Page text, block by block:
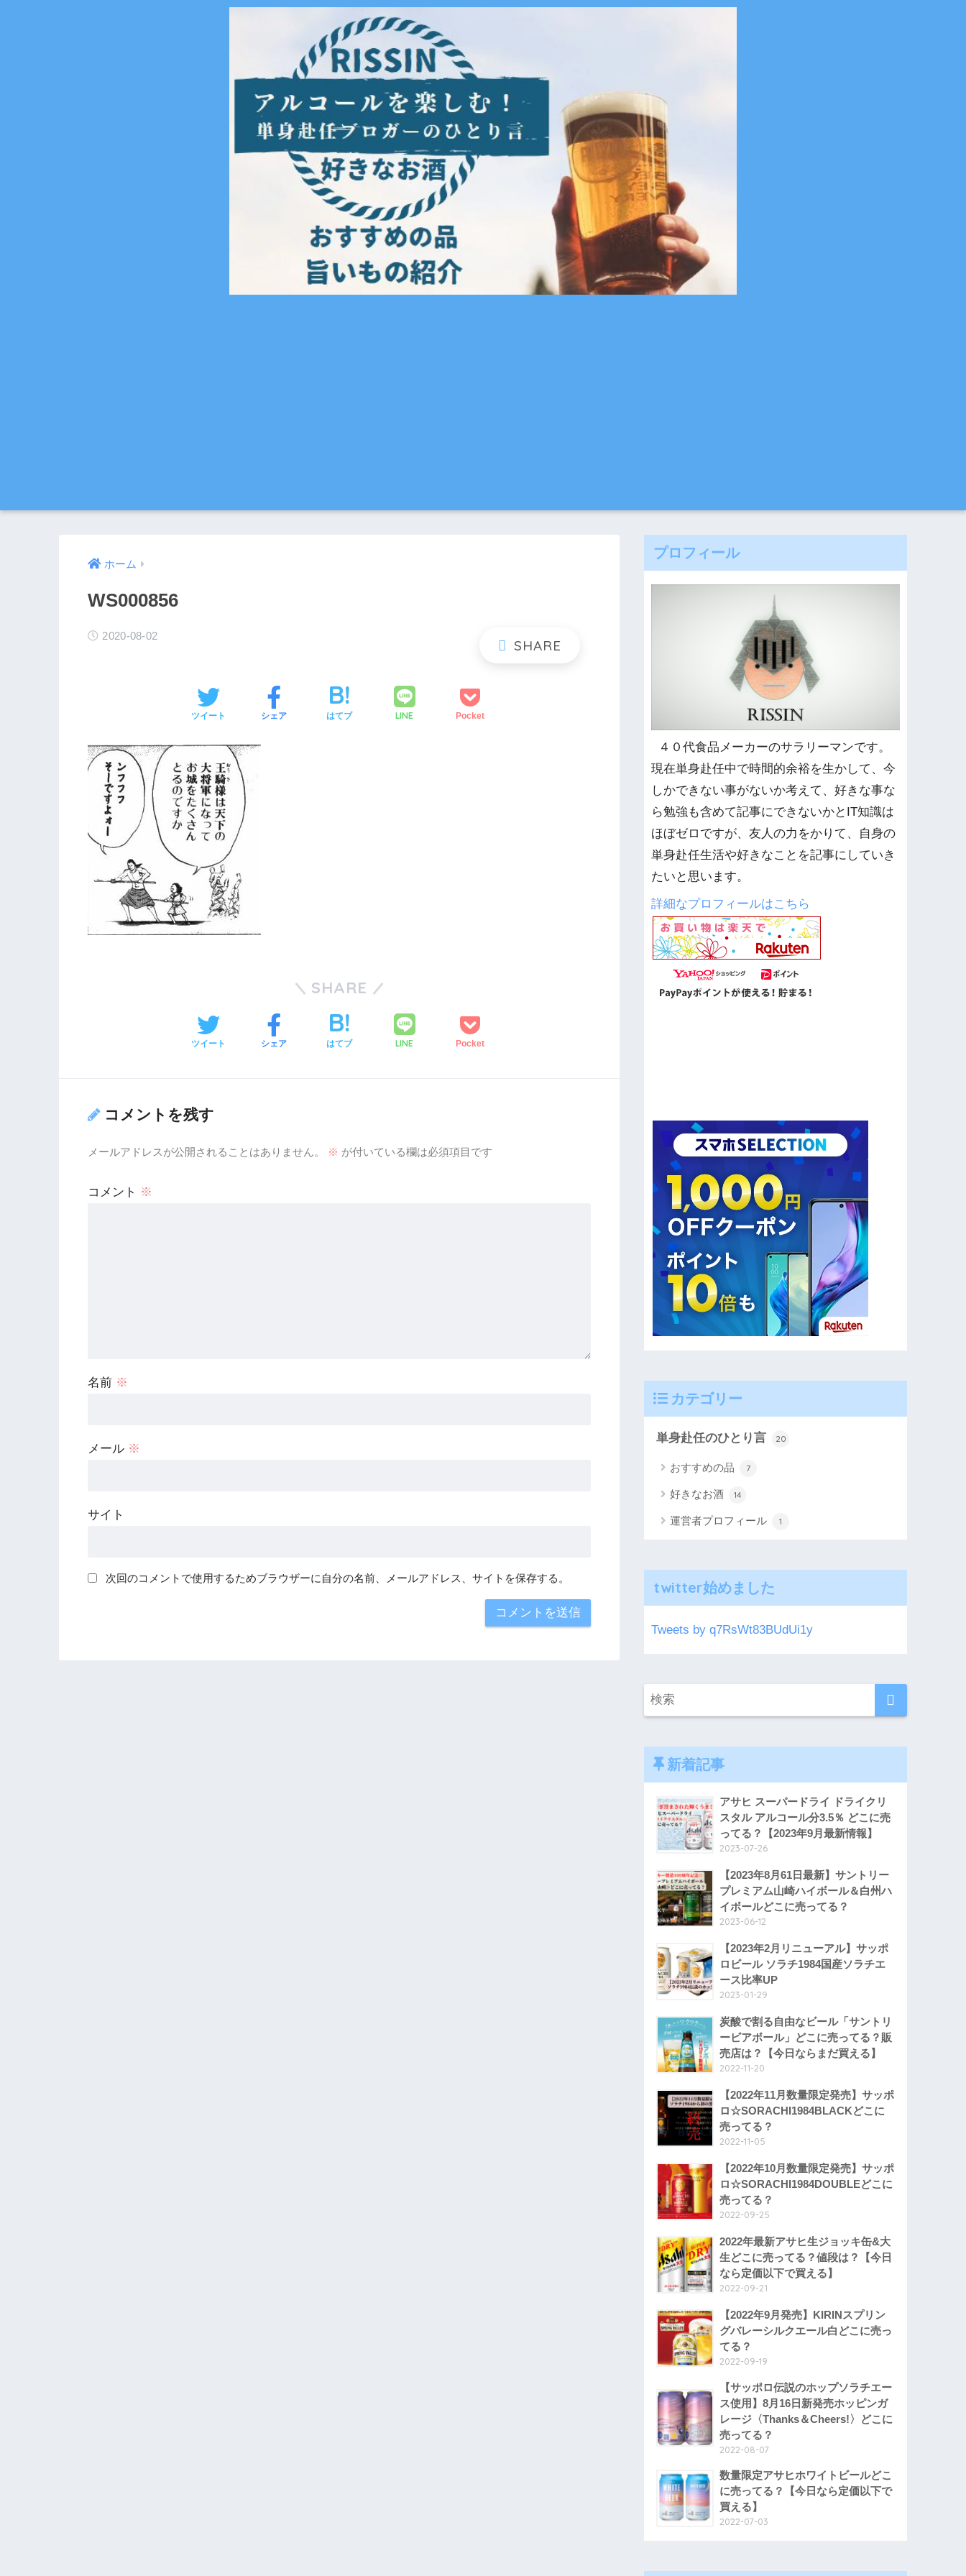
ホーム
WS000856
2020-08-02
ツイート シェア はてブ LINE Pocket
SHARE
ツイート シェア はてブ LINE Pocket
コメントを残す
メールアドレスが公開されることはありません。 ※ が付いている欄は必須項目です
コメント ※
名前 ※
メール ※
サイト
次回のコメントで使用するためブラウザーに自分の名前、メールアドレス、サイトを保存する。
プロフィール
４０代食品メーカーのサラリーマンです。
現在単身赴任中で時間的余裕を生かして、今
しかできない事がないか考えて、好きな事な
ら勉強も含めて記事にできないかとIT知識は
ほぼゼロですが、友人の力をかりて、自身の
単身赴任生活や好きなことを記事にしていき
たいと思います。
詳細なプロフィールはこちら
カテゴリー
単身赴任のひとり言 20
おすすめの品 7
好きなお酒 14
運営者プロフィール 1
twitter始めました
Tweets by q7RsWt83BUdUi1y
新着記事
アサヒ スーパードライ ドライクリ
スタル アルコール分3.5％ どこに売
ってる？【2023年9月最新情報】
2023-07-26
【2023年8月61日最新】サントリー
プレミアム山崎ハイボール＆白州ハ
イボールどこに売ってる？
2023-06-12
【2023年2月リニューアル】サッポ
ロビール ソラチ1984国産ソラチエ
ース比率UP
2023-01-29
炭酸で割る自由なビール「サントリ
ービアボール」どこに売ってる？販
売店は？【今日ならまだ買える】
2022-11-20
【2022年11月数量限定発売】サッポ
ロ☆SORACHI1984BLACKどこに
売ってる？
2022-11-05
【2022年10月数量限定発売】サッポ
ロ☆SORACHI1984DOUBLEどこに
売ってる？
2022-09-25
2022年最新アサヒ生ジョッキ缶&大
生どこに売ってる？値段は？【今日
なら定価以下で買える】
2022-09-21
【2022年9月発売】KIRINスプリン
グバレーシルクエール白どこに売っ
てる？
2022-09-19
【サッポロ伝説のホップソラチエー
ス使用】8月16日新発売ホッピンガ
レージ〈Thanks＆Cheers!〉どこに
売ってる？
2022-08-07
数量限定アサヒホワイトビールどこ
に売ってる？【今日なら定価以下で
買える】
2022-07-03